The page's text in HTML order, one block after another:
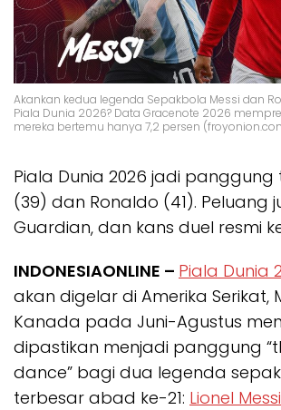
Akankan kedua legenda Sepakbola Messi dan
Piala Dunia 2026? Data Gracenote 2026
mereka bertemu hanya 7,2 persen
Piala Dunia 2026 jadi panggung
(39) dan Ronaldo (41). Peluang
Guardian, dan kans duel resmi
INDONESIAONLINE – Piala Dunia
akan digelar di Amerika Serikat,
Kanada pada Juni-Agustus
dipastikan menjadi panggung
dance” bagi dua legenda
terbesar abad ke-21: Lionel Messi